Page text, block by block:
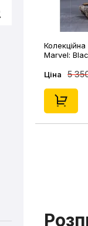
Marvel:
Ціна 5